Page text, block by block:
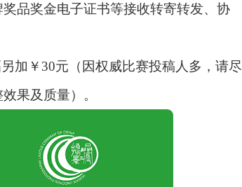
品奖金电子证书等接收转寄转发、协
加￥30元（因权威比赛投稿人多，请尽
果及质量）。